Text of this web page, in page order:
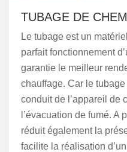
TUBAGE DE
Le tubage est un
parfait fonctionnement
garantie le meilleur
chauffage. Car le
conduit de l’appareil de
l’évacuation de fumé. A
réduit également la
facilite la réalisation